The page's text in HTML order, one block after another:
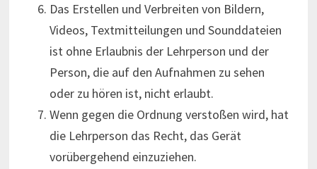
Das Erstellen und Verbreiten von Bildern,
Videos, Textmitteilungen und Sounddateien
ist ohne Erlaubnis der Lehrperson und der
Person, die auf den Aufnahmen zu sehen
oder zu hören ist, nicht erlaubt.
Wenn gegen die Ordnung verstoßen wird, hat
die Lehrperson das Recht, das Gerät
vorübergehend einzuziehen.